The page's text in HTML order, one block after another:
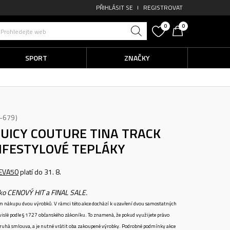
PŘIHLÁSIT SE REGISTROVAT
Prohledejte web
0 0
SPORT ZNAČKY
679
COUTURE TINA TRACK
TEPLÁKY
platí do 31. 8.
HIT a FINAL SALE.
nákupu dvou výrobků. V rámci této akce dochází k uzavření dvou samostatných
podle § 1727 občanského zákoníku. To znamená, že pokud využijete právo
smlouva, a je nutné vrátit oba zakoupené výrobky. Podrobné podmínky akce